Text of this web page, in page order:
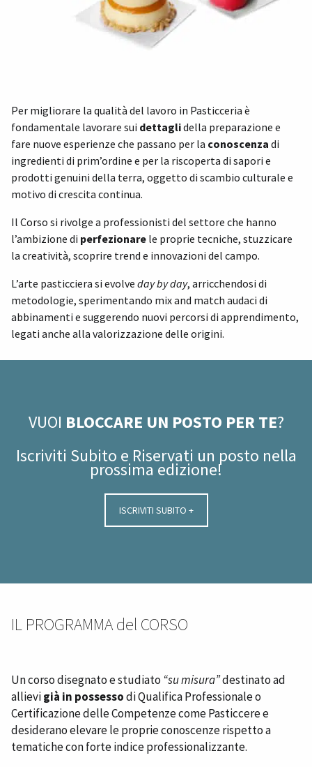
Per migliorare la qualità del lavoro in Pasticceria è
fondamentale lavorare sui dettaglidella preparazione e
fare nuove esperienze che passano per la conoscenza di
ingredienti di prim’ordine e per la riscoperta di sapori e
prodotti genuini della terra, oggetto di scambio culturale e
motivo di crescita continua.
Il Corso si rivolge a professionisti del settore che hanno
l’ambizione di perfezionare le proprie tecniche, stuzzicare
la creatività, scoprire trend e innovazioni del campo.
L’arte pasticciera si evolve day by day, arricchendosi di
metodologie, sperimentando mix and match audaci di
abbinamenti e suggerendo nuovi percorsi di apprendimento,
legati anche alla valorizzazione delle origini.
VUOI BLOCCARE UN POSTO PER TE?
Iscriviti Subito e Riservati un posto nella
prossima edizione!
ISCRIVITI SUBITO +
IL PROGRAMMA del CORSO
Un corso disegnato e studiato “su misura”destinato ad
allievigià in possessodi Qualifica Professionale o
Certificazione delle Competenze come Pasticcere e
desiderano elevare le proprie conoscenze rispetto a
tematiche con forte indice professionalizzante.